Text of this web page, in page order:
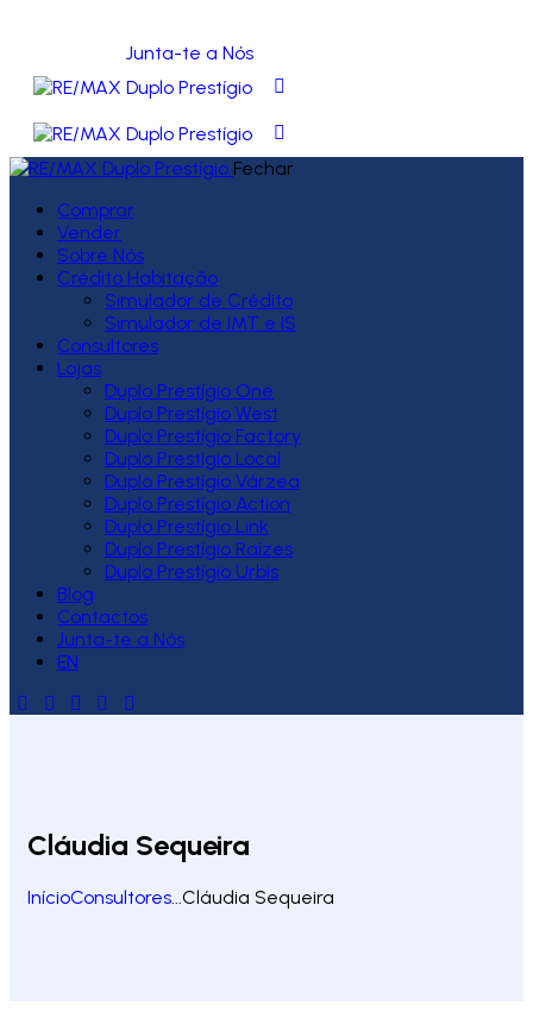
Junta-te a Nós
Fechar
Comprar
Vender
Sobre Nós
Crédito Habitação
Simulador de Crédito
Simulador de IMT e IS
Consultores
Lojas
Duplo Prestígio One
Duplo Prestígio West
Duplo Prestígio Factory
Duplo Prestígio Local
Duplo Prestígio Várzea
Duplo Prestígio Action
Duplo Prestígio Link
Duplo Prestígio Raízes
Duplo Prestígio Urbis
Blog
Contactos
Junta-te a Nós
EN
Cláudia Sequeira
InícioConsultores...Cláudia Sequeira